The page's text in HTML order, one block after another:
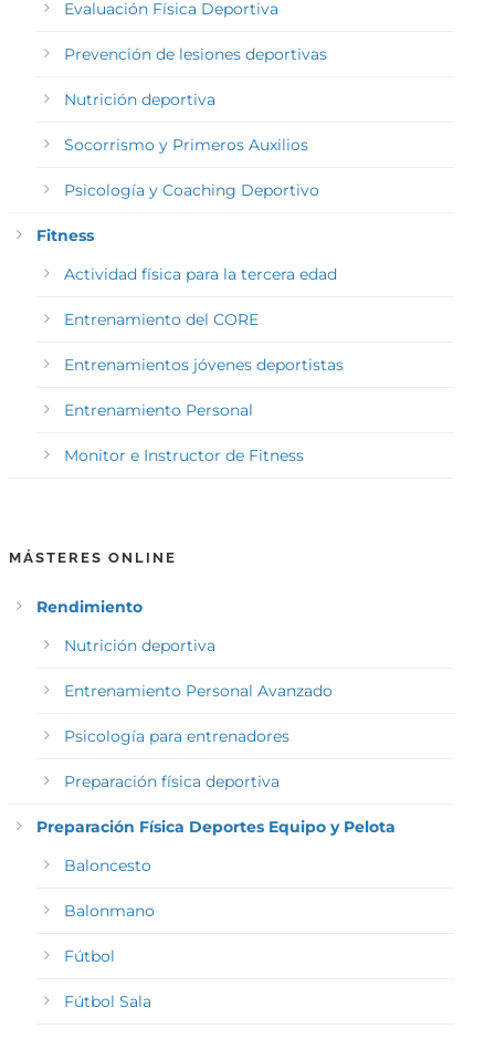
Evaluación Física Deportiva
Prevención de lesiones deportivas
Nutrición deportiva
Socorrismo y Primeros Auxilios
Psicología y Coaching Deportivo
Fitness
Actividad física para la tercera edad
Entrenamiento del CORE
Entrenamientos jóvenes deportistas
Entrenamiento Personal
Monitor e Instructor de Fitness
MÁSTERES ONLINE
Rendimiento
Nutrición deportiva
Entrenamiento Personal Avanzado
Psicología para entrenadores
Preparación física deportiva
Preparación Física Deportes Equipo y Pelota
Baloncesto
Balonmano
Fútbol
Fútbol Sala